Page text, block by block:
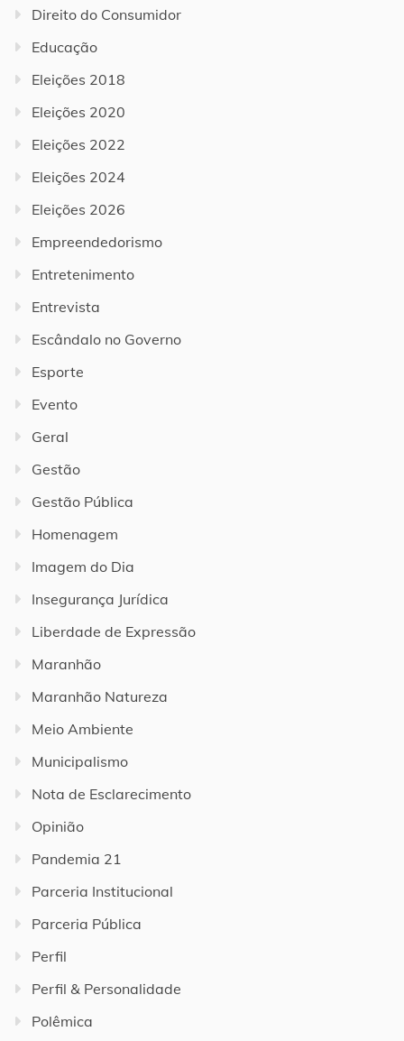
Direito do Consumidor
Educação
Eleições 2018
Eleições 2020
Eleições 2022
Eleições 2024
Eleições 2026
Empreendedorismo
Entretenimento
Entrevista
Escândalo no Governo
Esporte
Evento
Geral
Gestão
Gestão Pública
Homenagem
Imagem do Dia
Insegurança Jurídica
Liberdade de Expressão
Maranhão
Maranhão Natureza
Meio Ambiente
Municipalismo
Nota de Esclarecimento
Opinião
Pandemia 21
Parceria Institucional
Parceria Pública
Perfil
Perfil & Personalidade
Polêmica